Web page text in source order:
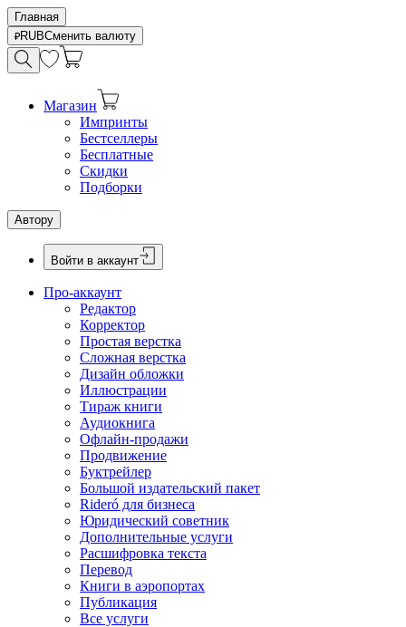
Главная
RUBСменить валюту
Магазин
Импринты
Бестселлеры
Бесплатные
Скидки
Подборки
Автору
Войти в аккаунт
Про-аккаунт
Редактор
Корректор
Простая верстка
Сложная верстка
Дизайн обложки
Иллюстрации
Тираж книги
Аудиокнига
Офлайн-продажи
Продвижение
Буктрейлер
Большой издательский пакет
Rideró для бизнеса
Юридический советник
Дополнительные услуги
Расшифровка текста
Перевод
Книги в аэропортах
Публикация
Все услуги